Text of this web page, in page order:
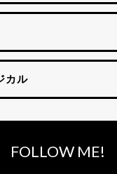
カル
FOLLOW ME!